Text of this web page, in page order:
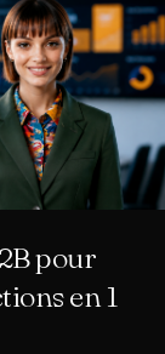
pour
en 1